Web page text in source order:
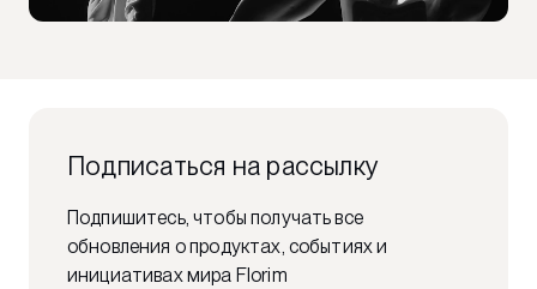
Подписаться на рассылку
Подпишитесь, чтобы получать все
обновления о продуктах, событиях и
инициативах мира Florim